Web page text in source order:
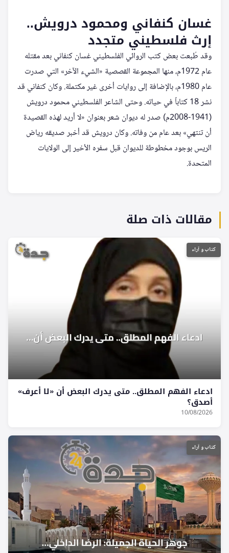
غسان كنفاني ومحمود درويش..
إرث فلسطيني متجدد
وقد طُبعت بعض كتب الروائي الفلسطيني غسان كنفاني بعد مقتله
عام 1972م، منها المجموعة القصصية «الشيء الآخر» التي صدرت
عام 1980م، بالإضافة إلى روايات أخرى غير مكتملة. وكان كنفاني قد
نشر 18 كتاباً في حياته. وحتى الشاعر الفلسطيني محمود درويش
(1941-2008م) صدر له ديوان شعر بعنوان «لا أريد لهذه القصيدة
أن تنتهي» بعد عام من وفاته. وكان درويش قد أخبر صديقه رياض
الريس بوجود مخطوطة للديوان قبل سفره الأخير إلى الولايات
المتحدة.
مقالات ذات صلة
كتاب و آراء
ادعاء الفهم المطلق.. متى يدرك البعض أن «لا أعرف»
أصدق؟
10/08/2026
كتاب و آراء